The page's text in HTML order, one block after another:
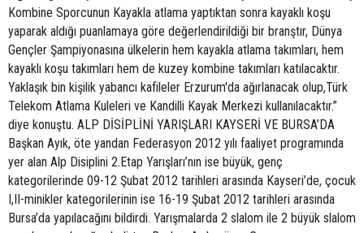
Kombine Sporcunun Kayakla atlama yaptıktan sonra kayaklı koşu
yaparak aldığı puanlamaya göre değerlendirildiği bir branştır, Dünya
Gençler Şampiyonasına ülkelerin hem kayakla atlama takımları, hem
kayaklı koşu takımları hem de kuzey kombine takımları katılacaktır.
Yaklaşık bin kişilik yabancı kafileler Erzurum'da ağırlanacak olup,Türk
Telekom Atlama Kuleleri ve Kandilli Kayak Merkezi kullanılacaktır.”
diye konuştu. ALP DİSİPLİNİ YARIŞLARI KAYSERİ VE BURSA’DA
Başkan Ayık, öte yandan Federasyon 2012 yılı faaliyet programında
yer alan Alp Disiplini 2.Etap Yarışları’nın ise büyük, genç
kategorilerinde 09-12 Şubat 2012 tarihleri arasında Kayseri’de, çocuk
I,II-minikler kategorilerinin ise 16-19 Şubat 2012 tarihleri arasında
Bursa’da yapılacağını bildirdi. Yarışmalarda 2 slalom ile 2 büyük slalom